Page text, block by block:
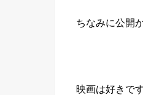
ちなみに公開
映画は好きで